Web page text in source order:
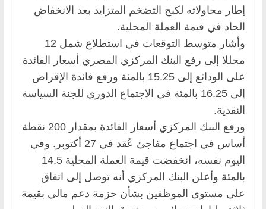
إطار محاولاته لكبح التضخم المتزايد بعد الانخفاض
الحاد في قيمة العملة المحلية.
وأشار متوسط التوقعات في استطلاع شمل 12
محللا إلى رفع البنك المركزي المصري أسعار الفائدة
على الودائع إلى 15.25 بالمئة ورفع فائدة الإقراض
إلى 16.25 بالمئة في الاجتماع الدوري للجنة السياسة
النقدية.
ورفع البنك المركزي أسعار الفائدة بمقدار 200 نقطة
أساس في اجتماع مفاجئ عُقد في 27 أكتوبر. وفي
اليوم نفسه، انخفضت قيمة العملة المحلية 14.5
بالمئة وأعلن البنك المركزي أنه توصل إلى اتفاق
على مستوى الموظفين بشأن حزمة دعم مالي بقيمة